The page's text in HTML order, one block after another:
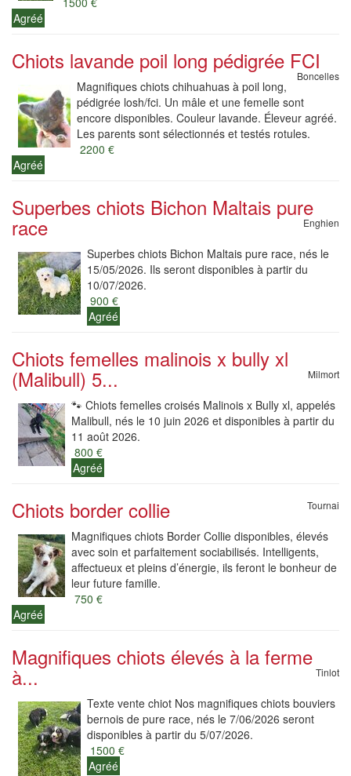
Agréé
Chiots lavande poil long pédigrée FCI
Boncelles
Magnifiques chiots chihuahuas à poil long,
pédigrée losh/fci. Un mâle et une femelle sont
encore disponibles. Couleur lavande. Éleveur agréé.
Les parents sont sélectionnés et testés rotules.
2200 €
Agréé
Superbes chiots Bichon Maltais pure
race Enghien
Superbes chiots Bichon Maltais pure race, nés le
15/05/2026. Ils seront disponibles à partir du
10/07/2026.
900 €
Agréé
Chiots femelles malinois x bully xl
(Malibull) 5... Milmort
🐾 Chiots femelles croisés Malinois x Bully xl, appelés
Malibull, nés le 10 juin 2026 et disponibles à partir du
11 août 2026.
800 €
Agréé
Chiots border collie Tournai
Magnifiques chiots Border Collie disponibles, élevés
avec soin et parfaitement sociabilisés. Intelligents,
affectueux et pleins d’énergie, ils feront le bonheur de
leur future famille.
750 €
Agréé
Magnifiques chiots élevés à la ferme
à... Tinlot
Texte vente chiot Nos magnifiques chiots bouviers
bernois de pure race, nés le 7/06/2026 seront
disponibles à partir du 5/07/2026.
1500 €
Agréé